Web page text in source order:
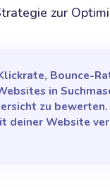
zur
Bounce-
in
zu
deiner Website